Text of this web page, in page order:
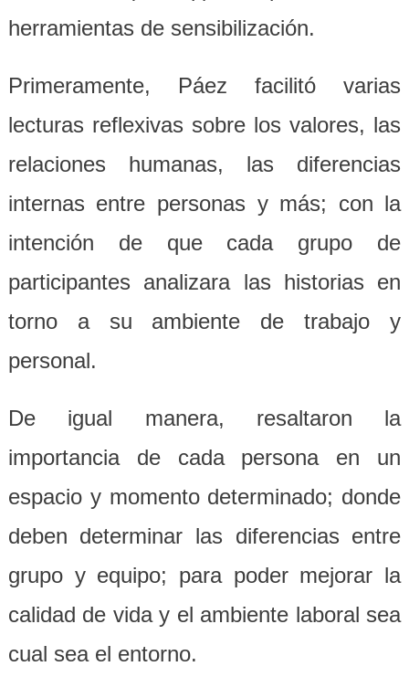
herramientas de sensibilización.
Primeramente, Páez facilitó varias
lecturas reflexivas sobre los valores, las
relaciones humanas, las diferencias
internas entre personas y más; con la
intención de que cada grupo de
participantes analizara las historias en
torno a su ambiente de trabajo y
personal.
De igual manera, resaltaron la
importancia de cada persona en un
espacio y momento determinado; donde
deben determinar las diferencias entre
grupo y equipo; para poder mejorar la
calidad de vida y el ambiente laboral sea
cual sea el entorno.